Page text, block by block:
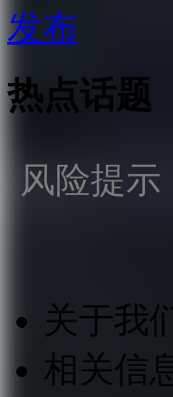
发布
热点话题
风险提
关于我
相关信